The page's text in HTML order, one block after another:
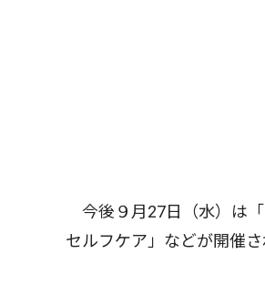
今後９月27日（水）は
セルフケア」などが開催